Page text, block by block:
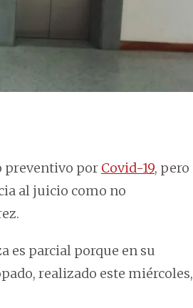
preventivo por Covid-19, pero
al juicio como no
es parcial porque en su
realizado este miércoles,